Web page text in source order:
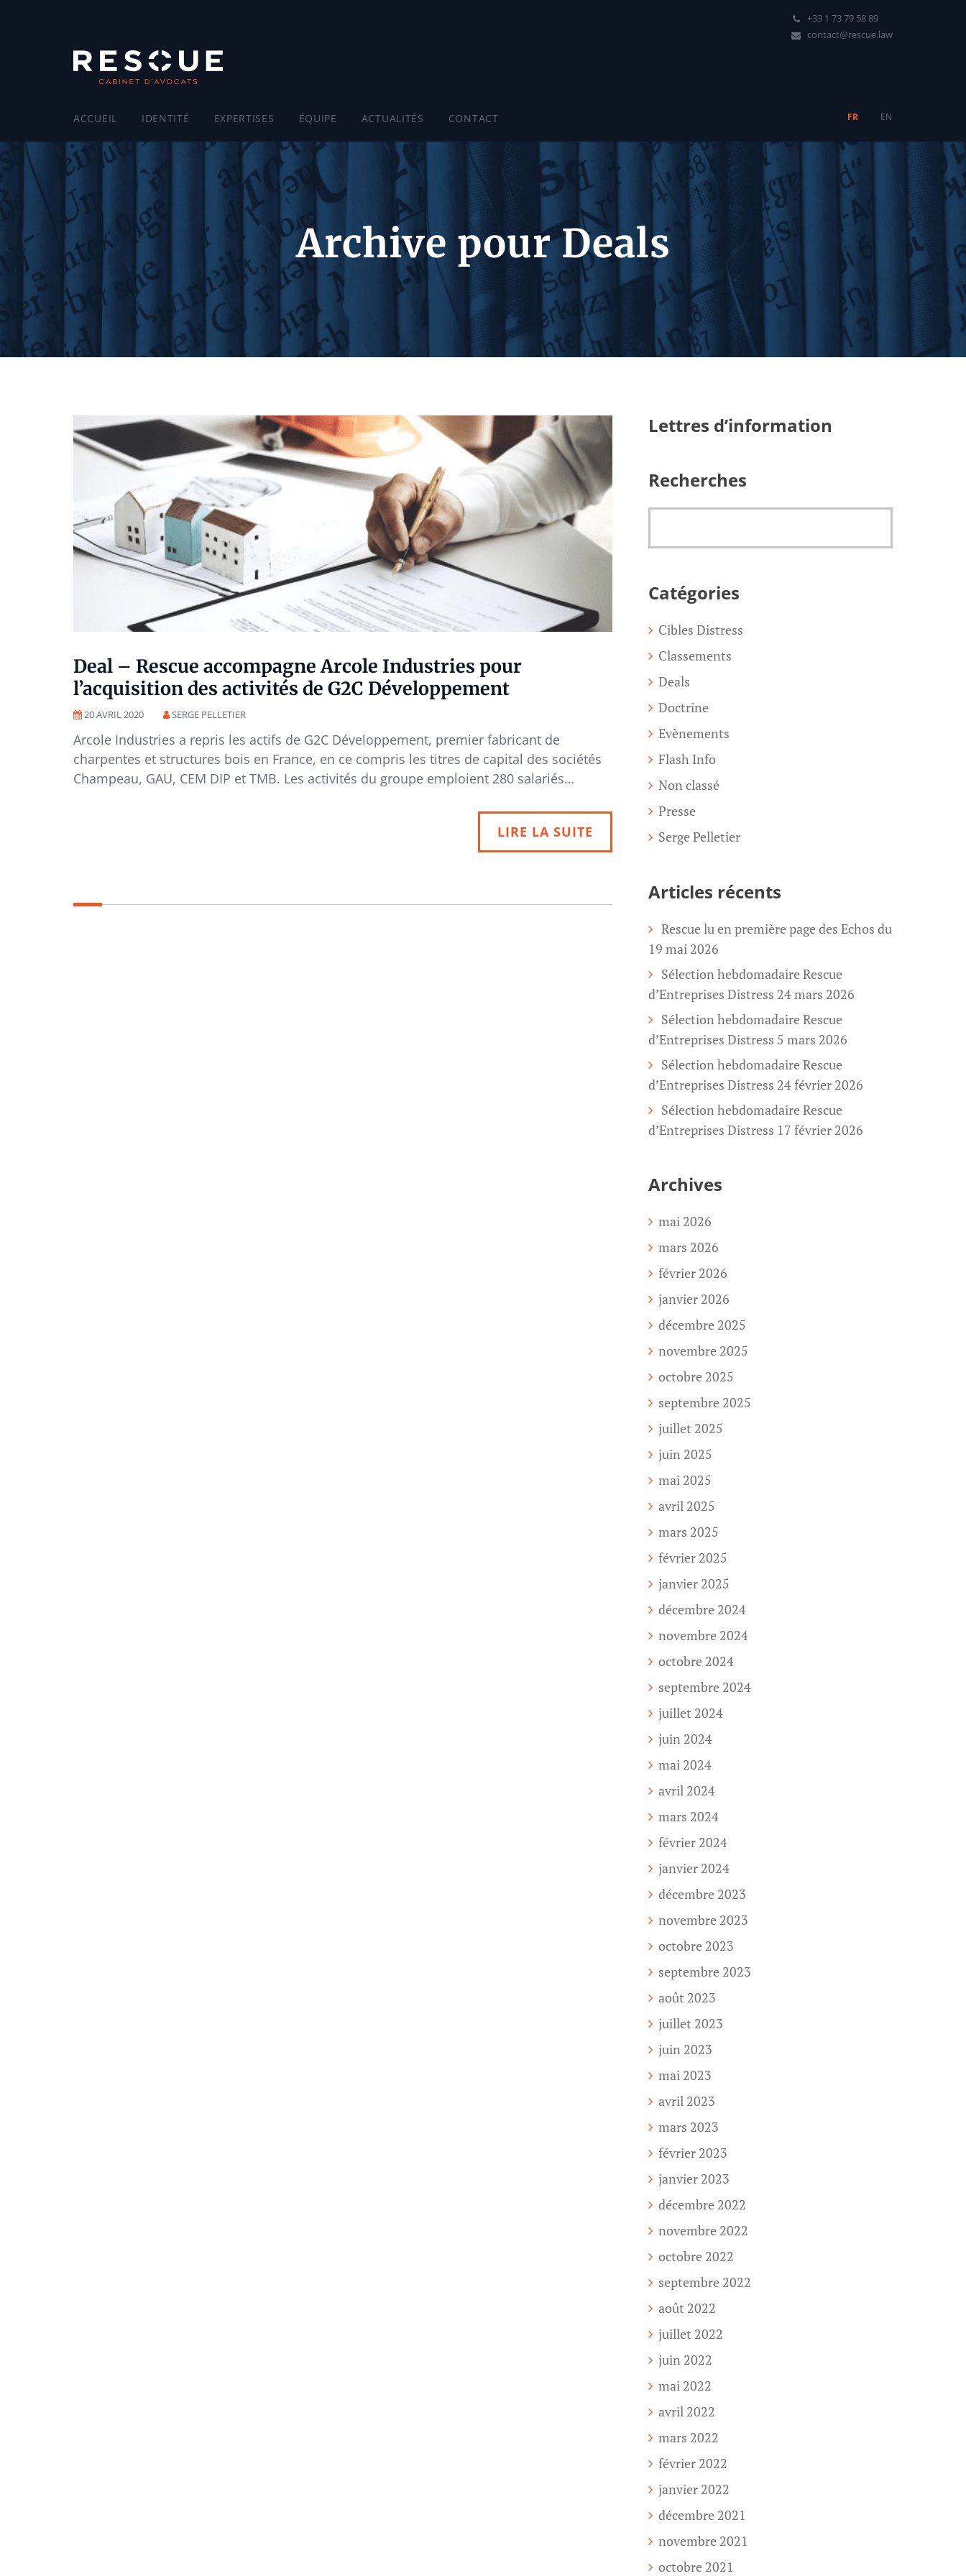
+33 1 73 79 58 89
contact@rescue.law
ACCUEIL IDENTITÉ EXPERTISES ÉQUIPE ACTUALITÉS CONTACT EN
FR
Archive pour Deals
Deal – Rescue accompagne Arcole Industries pour
l’acquisition des activités de G2C Développement
20 AVRIL 2020 SERGE PELLETIER
Arcole Industries a repris les actifs de G2C Développement, premier fabricant de
charpentes et structures bois en France, en ce compris les titres de capital des sociétés
Champeau, GAU, CEM DIP et TMB. Les activités du groupe emploient 280 salariés…
LIRE LA SUITE
Lettres d’information
Recherches
Catégories
Cibles Distress
Classements
Deals
Doctrine
Evènements
Flash Info
Non classé
Presse
Serge Pelletier
Articles récents
Rescue lu en première page des Echos du
19 mai 2026
Sélection hebdomadaire Rescue
d’Entreprises Distress 24 mars 2026
Sélection hebdomadaire Rescue
d’Entreprises Distress 5 mars 2026
Sélection hebdomadaire Rescue
d’Entreprises Distress 24 février 2026
Sélection hebdomadaire Rescue
d’Entreprises Distress 17 février 2026
Archives
mai 2026
mars 2026
février 2026
janvier 2026
décembre 2025
novembre 2025
octobre 2025
septembre 2025
juillet 2025
juin 2025
mai 2025
avril 2025
mars 2025
février 2025
janvier 2025
décembre 2024
novembre 2024
octobre 2024
septembre 2024
juillet 2024
juin 2024
mai 2024
avril 2024
mars 2024
février 2024
janvier 2024
décembre 2023
novembre 2023
octobre 2023
septembre 2023
août 2023
juillet 2023
juin 2023
mai 2023
avril 2023
mars 2023
février 2023
janvier 2023
décembre 2022
novembre 2022
octobre 2022
septembre 2022
août 2022
juillet 2022
juin 2022
mai 2022
avril 2022
mars 2022
février 2022
janvier 2022
décembre 2021
novembre 2021
octobre 2021